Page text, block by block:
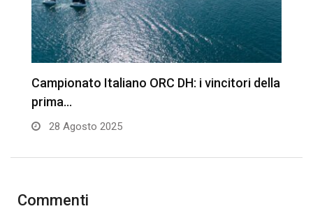
Campionato Italiano ORC DH: i vincitori della
prima…
28 Agosto 2025
Commenti